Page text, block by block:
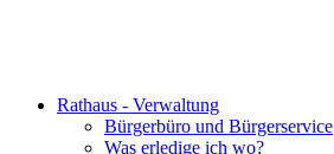
Rathaus - Verwaltung
Bürgerbüro und Bürgerservice
Was erledige ich wo?